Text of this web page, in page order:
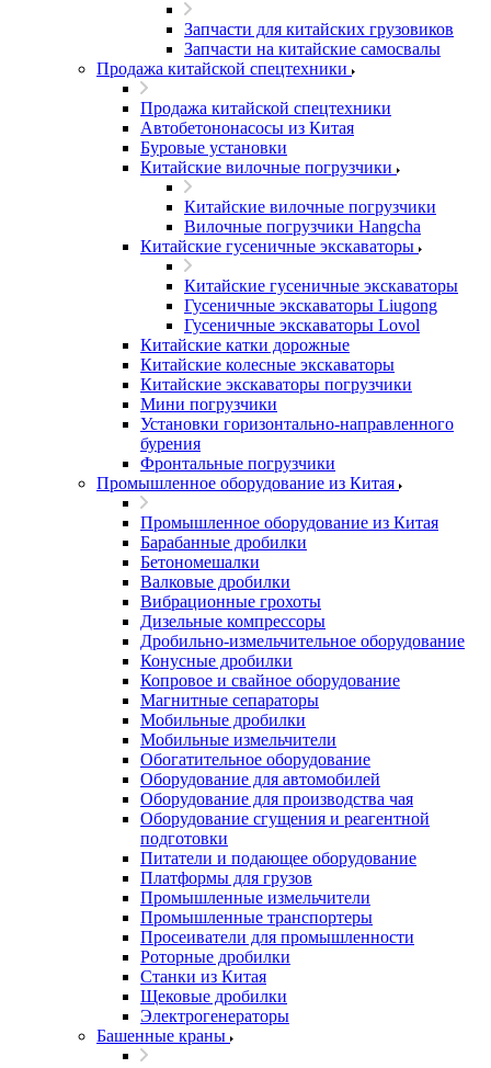
Запчасти для китайских грузовиков
Запчасти на китайские самосвалы
Продажа китайской спецтехники
Продажа китайской спецтехники
Автобетононасосы из Китая
Буровые установки
Китайские вилочные погрузчики
Китайские вилочные погрузчики
Вилочные погрузчики Hangcha
Китайские гусеничные экскаваторы
Китайские гусеничные экскаваторы
Гусеничные экскаваторы Liugong
Гусеничные экскаваторы Lovol
Китайские катки дорожные
Китайские колесные экскаваторы
Китайские экскаваторы погрузчики
Мини погрузчики
Установки горизонтально-направленного
бурения
Фронтальные погрузчики
Промышленное оборудование из Китая
Промышленное оборудование из Китая
Барабанные дробилки
Бетономешалки
Валковые дробилки
Вибрационные грохоты
Дизельные компрессоры
Дробильно-измельчительное оборудование
Конусные дробилки
Копровое и свайное оборудование
Магнитные сепараторы
Мобильные дробилки
Мобильные измельчители
Обогатительное оборудование
Оборудование для автомобилей
Оборудование для производства чая
Оборудование сгущения и реагентной
подготовки
Питатели и подающее оборудование
Платформы для грузов
Промышленные измельчители
Промышленные транспортеры
Просеиватели для промышленности
Роторные дробилки
Станки из Китая
Щековые дробилки
Электрогенераторы
Башенные краны